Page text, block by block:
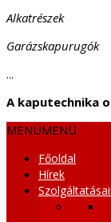
Alkatrészek
Garázskapurugók
...
A kaputechnika
MENÜMENÜ
Főoldal
Hírek